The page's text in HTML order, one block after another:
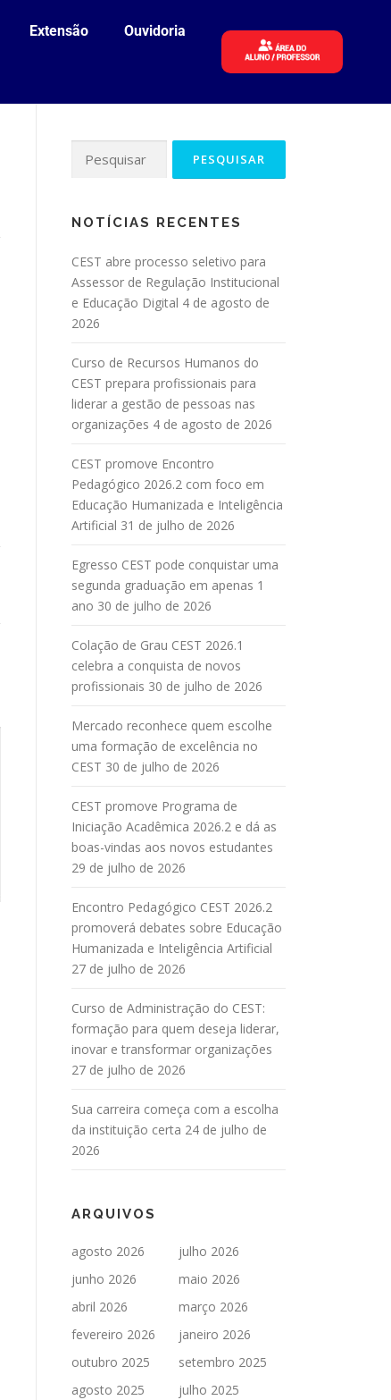
Extensão Ouvidoria
NOTÍCIAS RECENTES
CEST abre processo seletivo para
Assessor de Regulação Institucional
e Educação Digital 4 de agosto de
2026
Curso de Recursos Humanos do
CEST prepara profissionais para
liderar a gestão de pessoas nas
organizações 4 de agosto de 2026
CEST promove Encontro
Pedagógico 2026.2 com foco em
Educação Humanizada e Inteligência
Artificial 31 de julho de 2026
Egresso CEST pode conquistar uma
segunda graduação em apenas 1
ano 30 de julho de 2026
Colação de Grau CEST 2026.1
celebra a conquista de novos
profissionais 30 de julho de 2026
Mercado reconhece quem escolhe
uma formação de excelência no
CEST 30 de julho de 2026
CEST promove Programa de
Iniciação Acadêmica 2026.2 e dá as
boas-vindas aos novos estudantes
29 de julho de 2026
Encontro Pedagógico CEST 2026.2
promoverá debates sobre Educação
Humanizada e Inteligência Artificial
27 de julho de 2026
Curso de Administração do CEST:
formação para quem deseja liderar,
inovar e transformar organizações
27 de julho de 2026
Sua carreira começa com a escolha
da instituição certa 24 de julho de
2026
ARQUIVOS
agosto 2026
julho 2026
junho 2026
maio 2026
abril 2026
março 2026
fevereiro 2026
janeiro 2026
outubro 2025
setembro 2025
agosto 2025
julho 2025